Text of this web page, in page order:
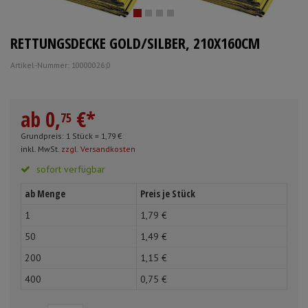
Schürzen
Ärmelschoner
Mundpflege &
Unterlagen und
RETTUNGSDECKE GOLD/SILBER, 210X160CM
Artikel-Nummer: 10000026;0
ab 0,75 €*
Grundpreis: 1 Stück = 1,79 €
inkl. MwSt. zzgl. Versandkosten
sofort verfügbar
ab Menge Preis je Stück
1 1,79 €
50
1,49 €
200
1,15 €
400
0,75 €